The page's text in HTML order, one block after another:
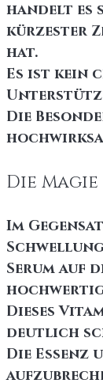
handelt es
kürzester
hat.
Es ist kein
Die
Die
Im
Serum auf
Dieses
deutlich
Die